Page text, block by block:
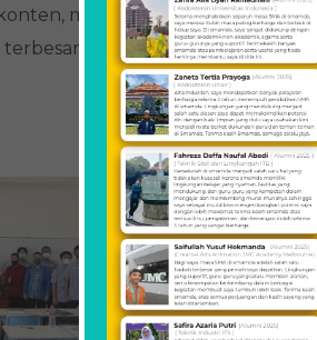
menulis berita, membuat
terbesar lainnya setelah magang